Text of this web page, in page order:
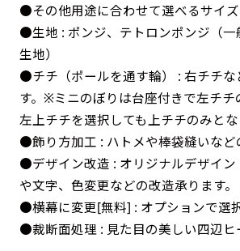
●その他用途に合わせて選べるサイズ
●生地 : ポンジ、テトロンポンジ（一
生地）
●チチ（ポールを通す輪） : 右チチな
す。※ミニのぼりは台座付きで左チチ
左上チチを選択しても上チチのみとな
●飾り方加工 : ハトメや棒袋縫いなど
●デザイン改造 : オリジナルデザイ
や文字、色変更などの改造承ります。
●横幕に変更[無料] : オプションで選
●裁断面処理 : 見た目の美しい四辺ヒ
］
弊社よりJPG画像をお送りします
返事を頂いたあとに製作開始い
弊社よりJPG画像をお送りしま
返事を頂いたあとに製作開始いた
デザインアレンジ［ +2,498円
デザインの色や文字等が変更い
ハーフ(30x90)
店内用です。お客さんの歩行や陳
魔になりにくいのがポイントです
ールが必要です。
ハーフ(90x30)
店内用です。お客さんの歩行や陳
魔になりにくいのがポイントです
ールが必要です。